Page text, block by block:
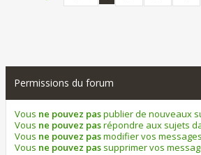
Page
sur46
Permissions du forum
Vous ne pouvez paspublier de nouveaux
Vous ne pouvez pasrépondre aux sujets
Vous ne pouvez pasmodifier vos
Vous ne pouvez pas supprimer vos